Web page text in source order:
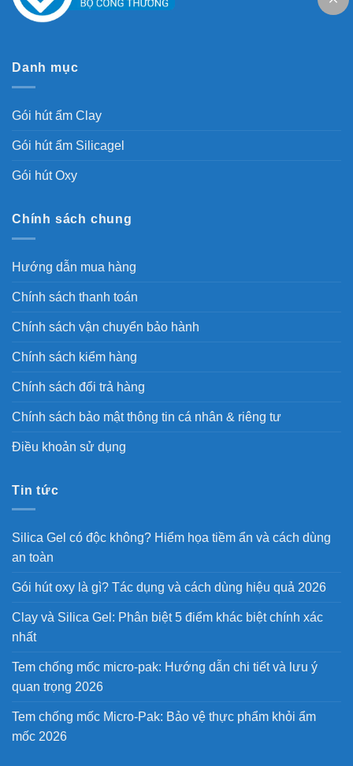
Danh mục
Gói hút ẩm Clay
Gói hút ẩm Silicagel
Gói hút Oxy
Chính sách chung
Hướng dẫn mua hàng
Chính sách thanh toán
Chính sách vận chuyển bảo hành
Chính sách kiểm hàng
Chính sách đổi trả hàng
Chính sách bảo mật thông tin cá nhân & riêng tư
Điều khoản sử dụng
Tin tức
Silica Gel có độc không? Hiểm họa tiềm ẩn và cách dùng
an toàn
Gói hút oxy là gì? Tác dụng và cách dùng hiệu quả 2026
Clay và Silica Gel: Phân biệt 5 điểm khác biệt chính xác
nhất
Tem chống mốc micro-pak: Hướng dẫn chi tiết và lưu ý
quan trọng 2026
Tem chống mốc Micro-Pak: Bảo vệ thực phẩm khỏi ẩm
mốc 2026